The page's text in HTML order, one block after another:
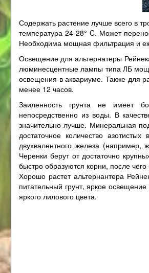
Содержать растение лучше всего в
температура 24-28° C. Может
Необходима мощная фильтрация и
Освещение для альтернатеры
люминесцентные лампы типа ЛБ
освещения в аквариуме. Также для
менее 12 часов.
Заиленность грунта не имеет
непосредственно из воды. В
значительно лучше. Минеральная
достаточное количество
двухвалентного железа
Черенки берут от достаточно
быстро образуются корни, после
Хорошо растет альтернантера
питательный грунт, яркое
яркого лилового цвета.